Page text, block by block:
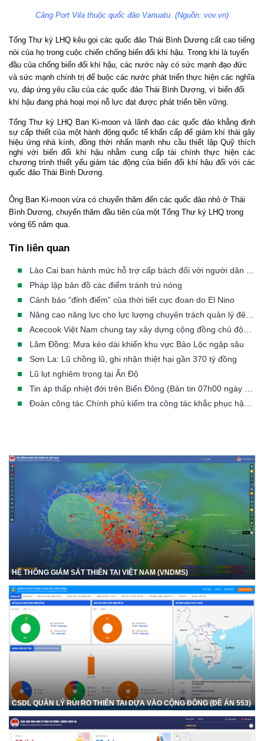
Cảng Port Vila thuộc quốc đảo Vanuatu. (Nguồn: vov.vn)
Tổng Thư ký LHQ kêu gọi các quốc đảo Thái Bình Dương cất cao tiếng
nói của họ trong cuộc chiến chống biến đổi khí hậu. Trong khi là tuyến
đầu của chống biến đổi khí hậu, các nước này có sức mạnh đạo đức
và sức mạnh chính trị để buộc các nước phát triển thực hiện các nghĩa
vụ, đáp ứng yêu cầu của các quốc đảo Thái Bình Dương, vì biến đổi
khí hậu đang phá hoại mọi nỗ lực đạt được phát triển bền vững.
Tổng Thư ký LHQ Ban Ki-moon và lãnh đạo các quốc đảo khẳng định
sự cấp thiết của một hành động quốc tế khẩn cấp để giảm khí thải gây
hiệu ứng nhà kính, đồng thời nhấn mạnh nhu cầu thiết lập Quỹ thích
nghi với biến đổi khí hậu nhằm cung cấp tài chính thực hiện các
chương trình thiết yếu giảm tác động của biến đổi khí hậu đối với các
quốc đảo Thái Bình Dương.
Ông Ban Ki-moon vừa có chuyến thăm đến các quốc đảo nhỏ ở Thái
Bình Dương, chuyến thăm đầu tiên của một Tổng Thư ký LHQ trong
vòng 65 năm qua.
Tin liên quan
Pháp lập bản đồ các điểm tránh trú nóng
Cảnh báo “đỉnh điểm” của thời tiết cực đoan do El Nino
Lâm Đồng: Mưa kéo dài khiến khu vực Bảo Lộc ngập sâu
Sơn La: Lũ chồng lũ, ghi nhận thiệt hại gần 370 tỷ đồng
Lũ lụt nghiêm trọng tại Ấn Độ
HỆ THỐNG GIÁM SÁT THIÊN TAI VIỆT NAM (VNDMS)
CSDL QUẢN LÝ RỦI RO THIÊN TAI DỰA VÀO CỘNG ĐỒNG (ĐỀ ÁN 553)